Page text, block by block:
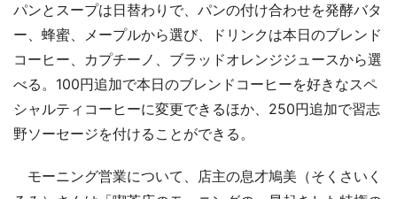
パンとスープは日替わりで、パンの付け合わせを発酵バタ
ー、蜂蜜、メープルから選び、ドリンクは本日のブレンド
コーヒー、カプチーノ、ブラッドオレンジジュースから選
べる。100円追加で本日のブレンドコーヒーを好きなスペ
シャルティコーヒーに変更できるほか、250円追加で習志
野ソーセージを付けることができる。
モーニング営業について、店主の息才鳩美（そくさいく